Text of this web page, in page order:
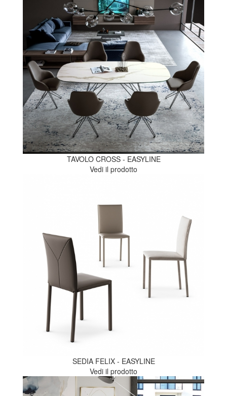
TAVOLO CROSS - EASYLINE
Vedi il prodotto
SEDIA FELIX - EASYLINE
Vedi il prodotto